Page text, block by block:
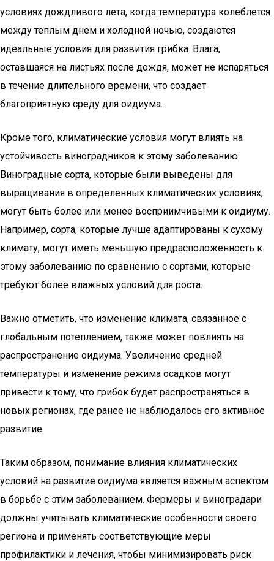
условиях дождливого лета, когда температура колеблется
между теплым днем и холодной ночью, создаются
идеальные условия для развития грибка. Влага,
оставшаяся на листьях после дождя, может не испаряться
в течение длительного времени, что создает
благоприятную среду для оидиума.
Кроме того, климатические условия могут влиять на
устойчивость виноградников к этому заболеванию.
Виноградные сорта, которые были выведены для
выращивания в определенных климатических условиях,
могут быть более или менее восприимчивыми к оидиуму.
Например, сорта, которые лучше адаптированы к сухому
климату, могут иметь меньшую предрасположенность к
этому заболеванию по сравнению с сортами, которые
требуют более влажных условий для роста.
Важно отметить, что изменение климата, связанное с
глобальным потеплением, также может повлиять на
распространение оидиума. Увеличение средней
температуры и изменение режима осадков могут
привести к тому, что грибок будет распространяться в
новых регионах, где ранее не наблюдалось его активное
развитие.
Таким образом, понимание влияния климатических
условий на развитие оидиума является важным аспектом
в борьбе с этим заболеванием. Фермеры и виноградари
должны учитывать климатические особенности своего
региона и применять соответствующие меры
профилактики и лечения, чтобы минимизировать риск